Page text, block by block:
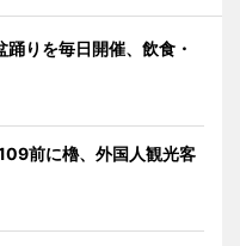
りを毎日開催、飲食・
前に櫓、外国人観光客